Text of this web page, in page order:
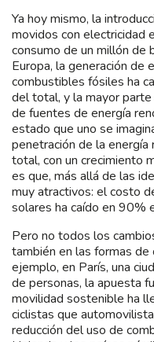
Ya hoy mismo, la
movidos con electricidad
consumo de un millón de
Europa, la generación de
combustibles fósiles ha
del total, y la mayor
de fuentes de energía
estado que uno se
penetración de la
total, con un crecimiento
es que, más allá de las
muy atractivos: el costo
solares ha caído en 90%
Pero no todos los
también en las formas de
ejemplo, en París, una
de personas, la apuesta
movilidad sostenible ha
ciclistas que
reducción del uso de